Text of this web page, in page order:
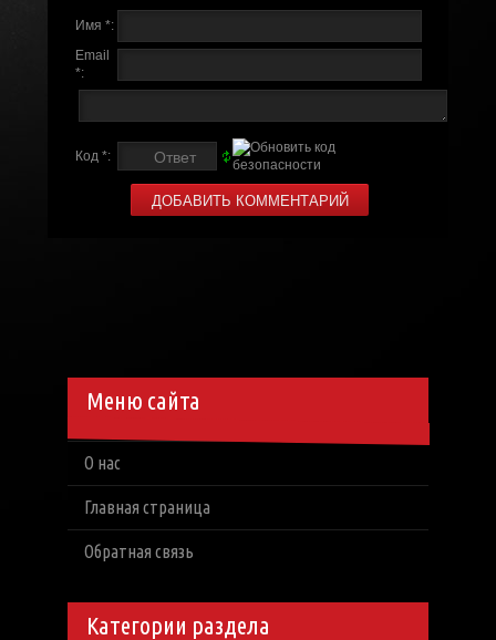
Имя *:
Email
*:
Код *:
Меню сайта
О нас
Главная страница
Обратная связь
Категории раздела